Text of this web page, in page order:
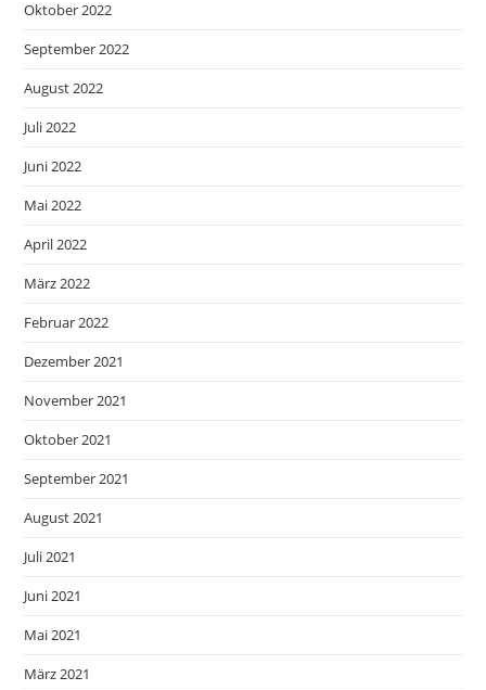
Oktober 2022
September 2022
August 2022
Juli 2022
Juni 2022
Mai 2022
April 2022
März 2022
Februar 2022
Dezember 2021
November 2021
Oktober 2021
September 2021
August 2021
Juli 2021
Juni 2021
Mai 2021
März 2021